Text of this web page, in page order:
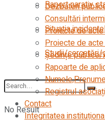
Raport narativ
Situația
Studii/cercetări/
No Result
Dezbateri
Consultări
Proiecte de
Proiecte de
Ședințe
Rapoarte de
Registrul
Contact
Integritatea